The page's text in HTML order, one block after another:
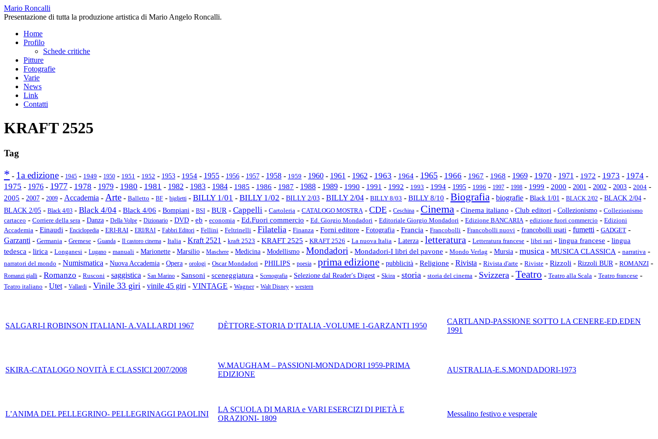
Mario Roncalli
Presentazione di tutta la produzione artistica di Mario Angelo Roncalli.
Home
Profilo
Schede critiche
Pitture
Fotografie
Varie
News
Link
Contatti
KRAFT 2525
Tag
* - 1a edizione - 1945 - 1949 - 1950 - 1951 - 1952 - 1953 - 1954 - 1955 - 1956 - 1957 - 1958 - 1959 - 1960 - 1961 - 1962 - 1963 - 1964 - 1965 - 1966 - 1967 - 1968 - 1969 - 1970 - 1971 - 1972 - 1973 - 1974 -
1975 - 1976 - 1977 - 1978 - 1979 - 1980 - 1981 - 1982 - 1983 - 1984 - 1985 - 1986 - 1987 - 1988 - 1989 - 1990 - 1991 - 1992 - 1993 - 1994 - 1995 - 1996 - 1997 - 1998 - 1999 - 2000 - 2001 - 2002 - 2003 - 2004 -
2005 - 2007 - 2009 - Accademia - Arte - Balletto - BF - biglietti - BILLY 1/01 - BILLY 1/02 - BILLY 2/03 - BILLY 2/04 - BILLY 8/03 - BILLY 8/10 - Biografia - biografie - Black 1/01 - BLACK 2/02 - BLACK 2/04 -
BLACK 2/05 - Black 4/03 - Black 4/04 - Black 4/06 - Bompiani - BSI - BUR - Cappelli - Cartoleria - CATALOGO MOSTRA - CDE - Ceschina - Cinema - Cinema italiano - Club editori - Collezionismo - Collezionismo
cartaceo - Corriere della sera - Danza - Della Volpe - Dizionario - DVD - eb - economia - Ed.Fuori commercio - Ed. Giorgio Mondadori - Editoriale Giorgio Mondadori - Edizione BANCARIA - edizione fuori commercio - Edizioni
Accademia - Einaudi - Enciclopedia - ERI-RAI - ERI/RAI - Fabbri Editori - Fellini - Feltrinelli - Filatelia - Finanza - Forni editore - Fotografia - Francia - Francobolli - Francobolli nuovi - francobolli usati - fumetti - GADGET -
Garzanti - Germania - Gremese - Guanda - Il castoro cinema - Italia - Kraft 2521 - kraft 2523 - KRAFT 2525 - KRAFT 2526 - La nuova Italia - Laterza - letteratura - Letteratura francese - libri rari - lingua francese - lingua
tedesca - lirica - Longanesi - Lugano - manuali - Marionette - Marsilio - Maschere - Medicina - Modellismo - Mondadori - Mondadori-I libri del pavone - Mondo Verlag - Mursia - musica - MUSICA CLASSICA - narrativa -
narratori del mondo - Numismatica - Nuova Accademia - Opera - orologi - Oscar Mondadori - PHILIPS - poesia - prima edizione - pubblicità - Religione - Rivista - Rivista d'arte - Riviste - Rizzoli - Rizzoli BUR - ROMANZI -
Romanzi gialli - Romanzo - Rusconi - saggistica - San Marino - Sansoni - sceneggiatura - Scenografia - Selezione dal Reader's Digest - Skira - storia - storia del cinema - Svizzera - Teatro - Teatro alla Scala - Teatro francese -
Teatro italiano - Utet - Vallardi - Vinile 33 giri - vinile 45 giri - VINTAGE - Wagner- Walt Disney - western
SALGARI-I ROBINSON ITALIANI- A.VALLARDI 1967 DÈTTORE-STORIA D’ITALIA -VOLUME 1-GARZANTI 1950
CARTLAND-PASSIONE SOTTO LA CENERE-ED.EDEN
1991
SKIRA-CATALOGO NOVITÀ E CLASSICI 2007/2008
W.MAUGHAM – PASSIONI-MONDADORI 1959-PRIMA
EDIZIONE
AUSTRALIA-E.S.MONDADORI-1973
L’ANIMA DEL PELLEGRINO- PELLEGRINAGGI PAOLINI
LA SCUOLA DI MARIA e VARI ESERCIZI DI PIETÀ E
ORAZIONI- 1809
Messalino festivo e vesperale